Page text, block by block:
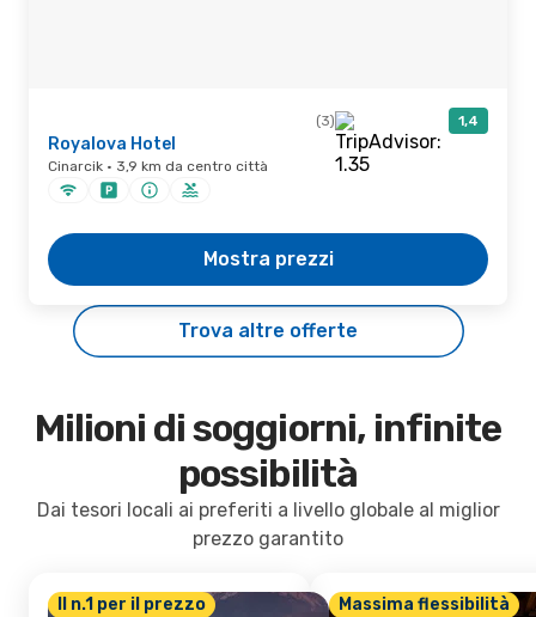
(3) 1,4
Royalova Hotel
Cinarcik · 3,9 km da centro città
Mostra prezzi
Trova altre offerte
Milioni di soggiorni, infinite
possibilità
Dai tesori locali ai preferiti a livello globale al miglior
prezzo garantito
Il n.1 per il prezzo Massima flessibilità